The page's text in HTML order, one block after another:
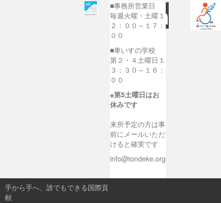
■事務所営業日
毎週火曜・土曜１
２：００～１７：
００
■車いすの学校
第２・４土曜日１
３：３０～１６：
００
※第5土曜日はお
休みです
来所予定の方は事
前にメールいただ
けると確実です
info@tondeke.org
手から手へ、誰でもできる国際貢
献